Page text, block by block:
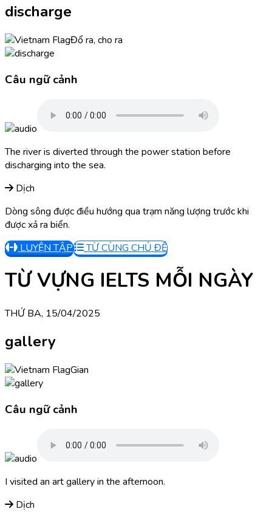
discharge
Đổ ra, cho ra
Câu ngữ cảnh
The river is diverted through the power station before
discharging into the sea.
Dịch
Dòng sông được điều hướng qua trạm năng lượng trước khi
được xả ra biển.
LUYỆN TẬP
TỪ CÙNG CHỦ ĐỀ
TỪ VỰNG IELTS MỖI NGÀY
THỨ BA, 15/04/2025
gallery
Gian
Câu ngữ cảnh
I visited an art gallery in the afternoon.
Dịch